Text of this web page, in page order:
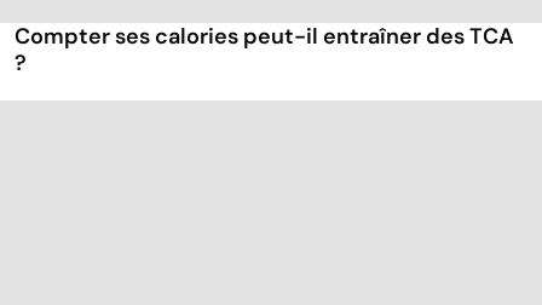
Compter ses calories peut-il entraîner des TCA
?